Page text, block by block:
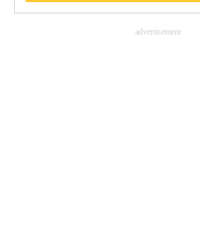
advertisement